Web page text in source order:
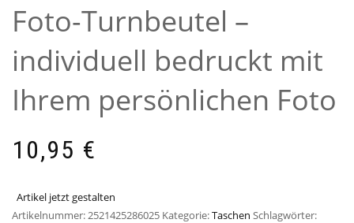
Foto-Turnbeutel –
individuell bedruckt mit
Ihrem persönlichen Foto
10,95 €
Artikel jetzt gestalten
Artikelnummer:2521425286025 Kategorie:Taschen Schlagwörter: